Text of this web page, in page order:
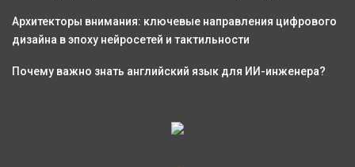
Архитекторы внимания: ключевые направления цифрового
дизайна в эпоху нейросетей и тактильности
Почему важно знать английский язык для ИИ-инженера?